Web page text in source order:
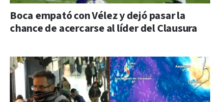
Boca empató con Vélez y dejó pasar la
chance de acercarse al líder del Clausura